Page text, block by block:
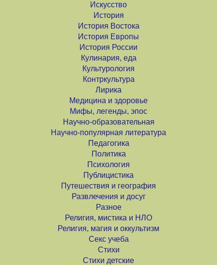
Искусство
История
История Востока
История Европы
История России
Кулинария, еда
Культурология
Контркультура
Лирика
Медицина и здоровье
Мифы, легенды, эпос
Научно-образовательная
Научно-популярная литература
Педагогика
Политика
Психология
Публицистика
Путешествия и география
Развлечения и досуг
Разное
Религия, мистика и НЛО
Религия, магия и оккультизм
Секс учеба
Стихи
Стихи детские